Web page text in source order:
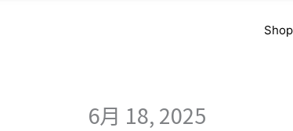
Shop
6月 18, 2025